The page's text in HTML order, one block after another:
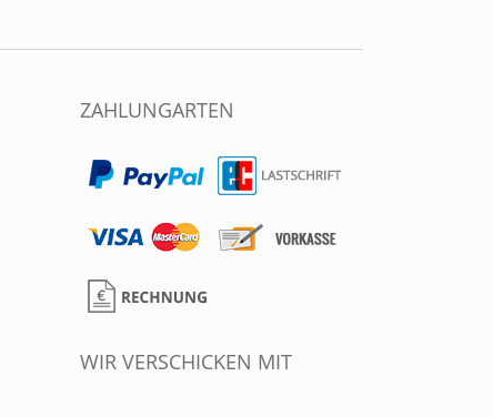
ZAHLUNGARTEN
WIR VERSCHICKEN MIT